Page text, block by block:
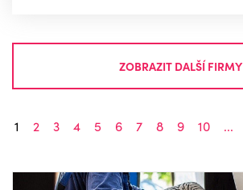
ZOBRAZIT DALŠÍ FIRMY
1 2 3 4 5 6 7 8 9 10 ...